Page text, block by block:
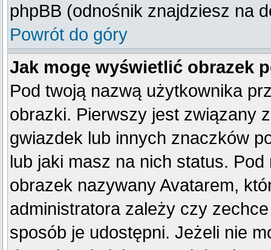
phpBB (odnośnik znajdziesz na
Powrót do góry
Jak mogę wyświetlić obrazek
Pod twoją nazwą użytkownika
obrazki. Pierwszy jest związany
gwiazdek lub innych znaczków
lub jaki masz na nich status.
obrazek nazywany Avatarem,
administratora zależy czy
sposób je udostępni. Jeżeli nie